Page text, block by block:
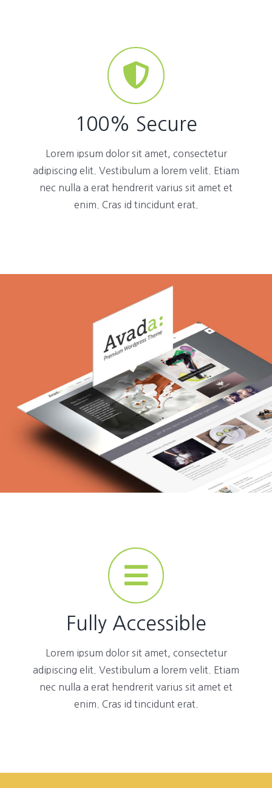
100% Secure
Lorem ipsum dolor sit amet, consectetur
adipiscing elit. Vestibulum a lorem velit. Etiam
nec nulla a erat hendrerit varius sit amet et
enim. Cras id tincidunt erat.
Fully Accessible
Lorem ipsum dolor sit amet, consectetur
adipiscing elit. Vestibulum a lorem velit. Etiam
nec nulla a erat hendrerit varius sit amet et
enim. Cras id tincidunt erat.